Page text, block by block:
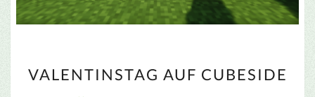
AUF
VALENTINSTAG AUF CUBESIDE